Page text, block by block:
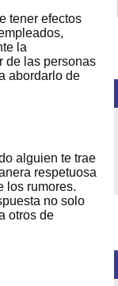
tener efectos
la
de las personas
abordarlo de
alguien te trae
respetuosa
los rumores.
no solo
otros de